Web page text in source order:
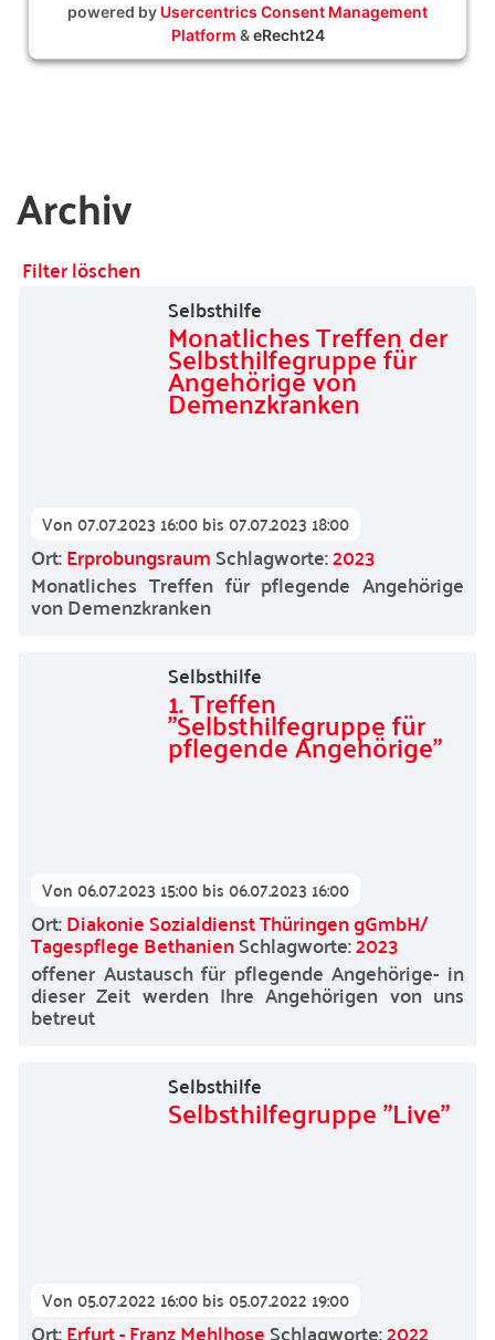
powered by Usercentrics Consent Management
Platform &eRecht24
Archiv
Filter löschen
Selbsthilfe
Monatliches Treffen der
Selbsthilfegruppe für
Angehörige von
Demenzkranken
Von07.07.2023 16:00bis07.07.2023 18:00
Ort:ErprobungsraumSchlagworte:2023
Monatliches Treffen für pflegende Angehörige
von Demenzkranken
Selbsthilfe
1. Treffen
"Selbsthilfegruppe für
pflegende Angehörige"
Von06.07.2023 15:00bis06.07.2023 16:00
Ort:Diakonie Sozialdienst Thüringen gGmbH/
Tagespflege BethanienSchlagworte:2023
offener Austausch für pflegende Angehörige- in
dieser Zeit werden Ihre Angehörigen von uns
betreut
Selbsthilfe
Selbsthilfegruppe "Live"
Von05.07.2022 16:00bis05.07.2022 19:00